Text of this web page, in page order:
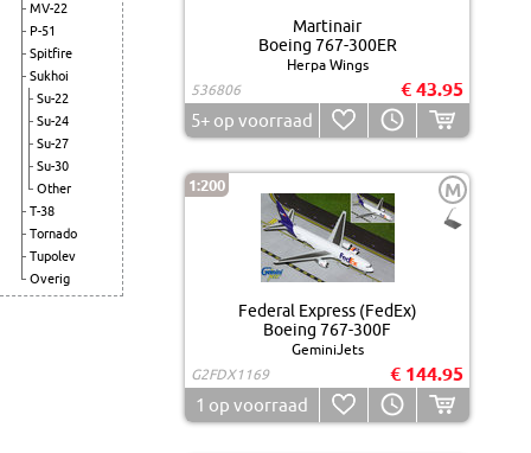
MV-22
P-51
Spitfire
Sukhoi
Su-22
Su-24
Su-27
Su-30
Other
T-38
Tornado
Tupolev
Overig
Martinair
Boeing 767-300ER
Herpa Wings
536806
€ 43.95
5+ op voorraad
1:200 M
Federal Express (FedEx)
Boeing 767-300F
GeminiJets
G2FDX1169
€ 144.95
1 op voorraad